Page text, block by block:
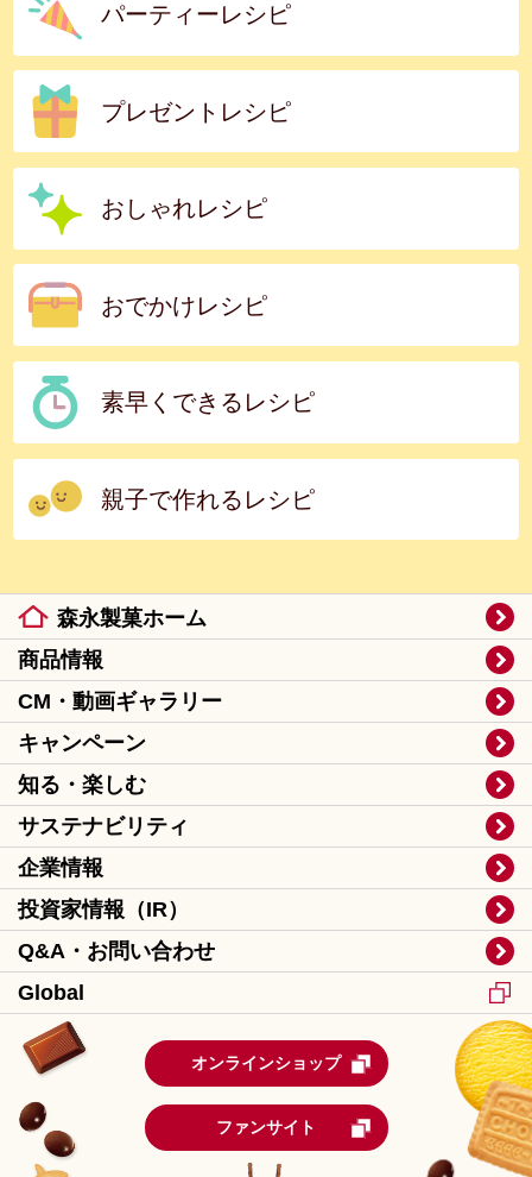
パーティーレシピ
プレゼントレシピ
おしゃれレシピ
おでかけレシピ
素早くできるレシピ
親子で作れるレシピ
森永製菓ホーム
商品情報
CM・動画ギャラリー
キャンペーン
知る・楽しむ
サステナビリティ
企業情報
投資家情報（IR）
Q&A・お問い合わせ
Global
オンラインショップ
ファンサイト